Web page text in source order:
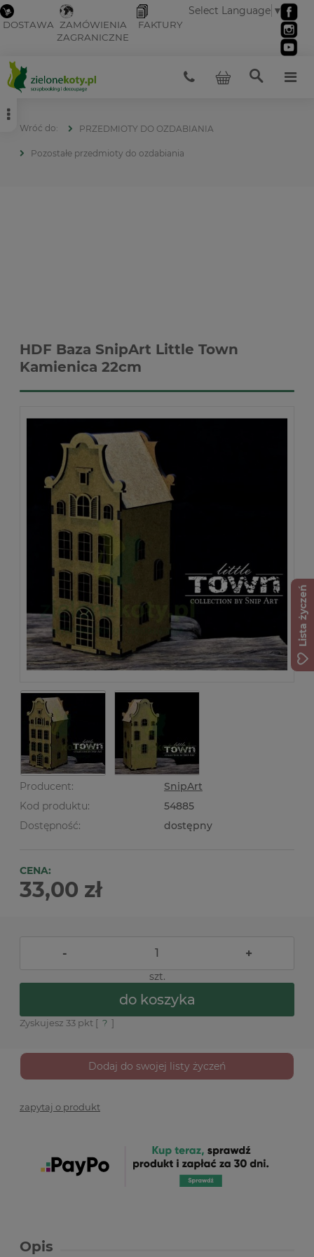
DOSTAWA ZAMÓWIENIA
ZAGRANICZNE
FAKTURY
Select Language ▼
PRZEDMIOTY DO OZDABIANIA
Pozostałe przedmioty do ozdabiania
HDF Baza SnipArt Little Town
Kamienica 22cm
Producent:
SnipArt
Kod produktu:
54885
Dostępność:
dostępny
CENA:
33,00 zł
- +
szt.
do koszyka
Zyskujesz 33 pkt [ ? ]
Dodaj do swojej listy życzeń
zapytaj o produkt
Opis
Lista życzeń